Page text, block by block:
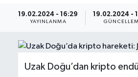
19.02.2024 - 16:29
YAYINLANMA
19.02.2024 -
Uzak Doğu’dan kripto